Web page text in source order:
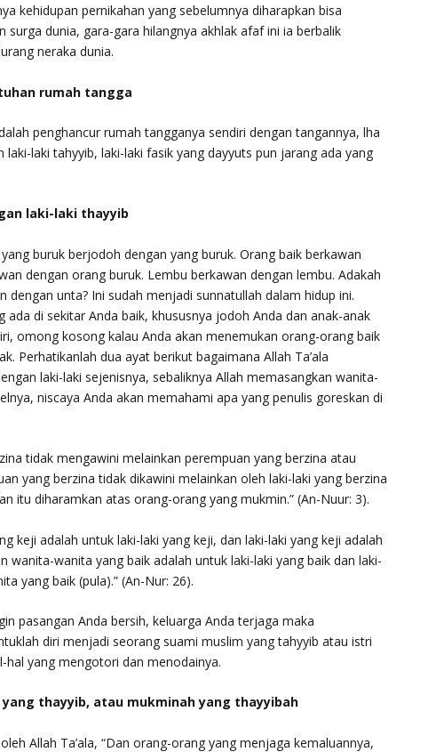
kehidupan pernikahan yang sebelumnya diharapkan bisa
dunia, gara-gara hilangnya akhlak afaf ini ia berbalik
neraka dunia.
rumah tangga
penghancur rumah tangganya sendiri dengan tangannya, lha
laki-laki tahyyib, laki-laki fasik yang dayyuts pun jarang ada yang
laki-laki thayyib
buruk berjodoh dengan yang buruk. Orang baik berkawan
dengan orang buruk. Lembu berkawan dengan lembu. Adakah
unta? Ini sudah menjadi sunnatullah dalam hidup ini.
ada di sekitar Anda baik, khususnya jodoh Anda dan anak-anak
omong kosong kalau Anda akan menemukan orang-orang baik
Perhatikanlah dua ayat berikut bagaimana Allah Ta’ala
laki-laki sejenisnya, sebaliknya Allah memasangkan wanita-
niscaya Anda akan memahami apa yang penulis goreskan di
tidak mengawini melainkan perempuan yang berzina atau
yang berzina tidak dikawini melainkan oleh laki-laki yang berzina
itu diharamkan atas orang-orang yang mukmin.” (An-Nuur: 3).
keji adalah untuk laki-laki yang keji, dan laki-laki yang keji adalah
wanita-wanita yang baik adalah untuk laki-laki yang baik dan laki-
yang baik (pula).”(An-Nur: 26).
pasangan Anda bersih, keluarga Anda terjaga maka
diri menjadi seorang suami muslim yang tahyyib atau istri
yang mengotori dan menodainya.
thayyib, atau mukminah yang thayyibah
Allah Ta’ala, “Dan orang-orang yang menjaga kemaluannya,